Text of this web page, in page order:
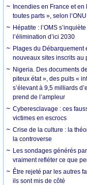
Incendies en France et
toutes parts », selon l’ONU
Hépatite : l’OMS
l’élimination d’ici 2030
Plages du Débarquement
nouveaux sites inscrits au
Nigeria. Des documents
piteux état », des puits «
s’élevant à 9,5 milliards
prend de l’ampleur
Cyberesclavage : ces
victimes en escrocs
Crise de la culture : la
la controverse
Les sondages générés
vraiment refléter ce que
Être rejeté par les autres
ils sont mis de côté